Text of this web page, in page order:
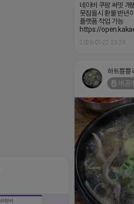
네이버 쿠팡 써밋 개
못잡을시 환불 반년
플랫폼 작업 가능
https://
2026-01-22 23:24
하트뿅뿅
비공개